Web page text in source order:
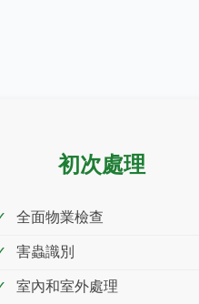
初次處理
全面物業檢查
害蟲識別
室內和室外處理